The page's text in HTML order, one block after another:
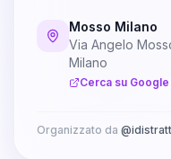
Mosso Milano
Via Angelo
Milano
Cerca su
Organizzato da @